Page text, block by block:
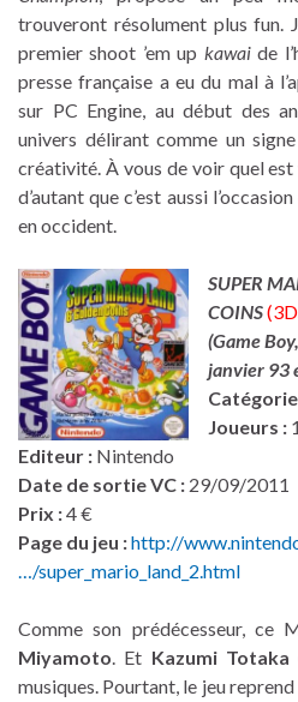
trouveront résolument plus fun.
premier shoot ’em up kawaide
presse française a eu du mal à
sur PC Engine, au début des
univers délirant comme un
créativité. À vous de voir quel
d’autant que c’est aussi
en occident.
SUPER
COINS
(Game
janvier 93
Joueurs : 1
Editeur : Nintendo
Date de sortie VC : 29/09/2011
Prix :4 €
Page du jeu :http://
…/super_mario_land_2.html
Comme son prédécesseur, ce
Miyamoto. Et Kazumi Totaka
musiques. Pourtant, le jeu